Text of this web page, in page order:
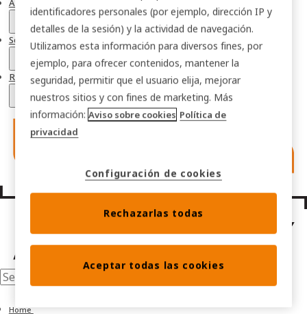
Acerca de
Soluciones para sectores
ROI calculadora
Home
identificadores personales (por ejemplo, dirección IP y
detalles de la sesión) y la actividad de navegación.
Utilizamos esta información para diversos fines, por
ejemplo, para ofrecer contenidos, mantener la
seguridad, permitir que el usuario elija, mejorar
nuestros sitios y con fines de marketing. Más
información:Aviso sobre cookies Política de
privacidad
Configuración de cookies
Rechazarlas todas
Aceptar todas las cookies